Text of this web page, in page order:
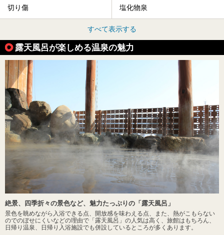
切り傷 塩化物泉
すべて表示する
露天風呂が楽しめる温泉の魅力
絶景、四季折々の景色など、魅力たっぷりの「露天風呂」
景色を眺めながら入浴できる点、開放感を味わえる点、また、熱がこもらない
のでのぼせにくいなどの理由で「露天風呂」の人気は高く、旅館はもちろん、
日帰り温泉、日帰り入浴施設でも併設しているところが多くあります。